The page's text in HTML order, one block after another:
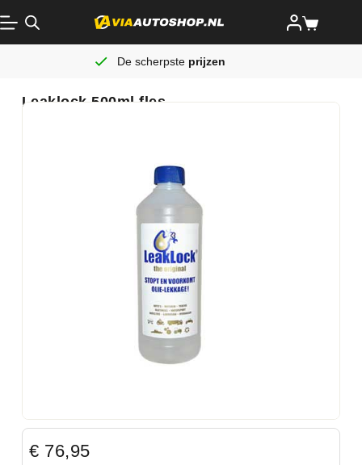
De scherpste prijzen
Leaklock 500ml fles
€ 76,95